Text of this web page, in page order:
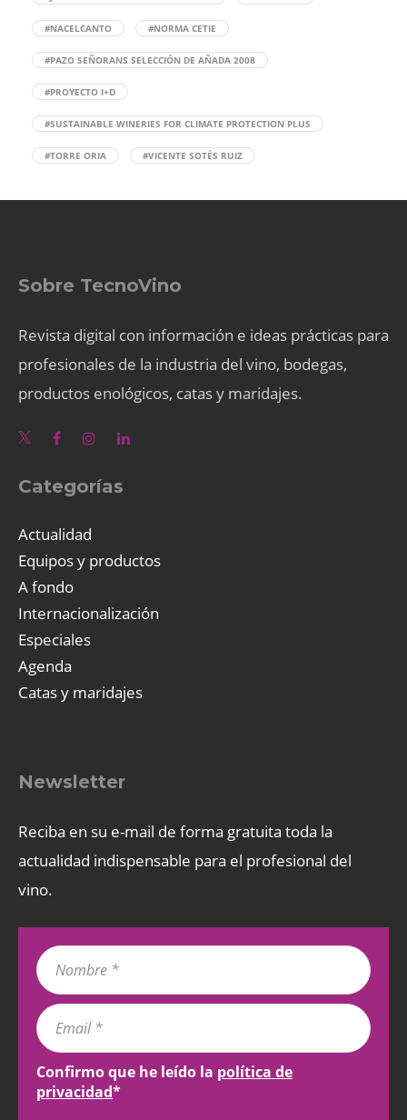
#NACELCANTO #NORMA CETIE
#PAZO SEÑORANS SELECCIÓN DE AÑADA 2008
#PROYECTO I+D
#SUSTAINABLE WINERIES FOR CLIMATE PROTECTION PLUS
#TORRE ORIA #VICENTE SOTÉS RUIZ
Sobre TecnoVino
Revista digital con información e ideas prácticas para
profesionales de la industria del vino, bodegas,
productos enológicos, catas y maridajes.
Categorías
Actualidad
Equipos y productos
A fondo
Internacionalización
Especiales
Agenda
Catas y maridajes
Newsletter
Reciba en su e-mail de forma gratuita toda la
actualidad indispensable para el profesional del
vino.
Confirmo que he leído la política de
privacidad*